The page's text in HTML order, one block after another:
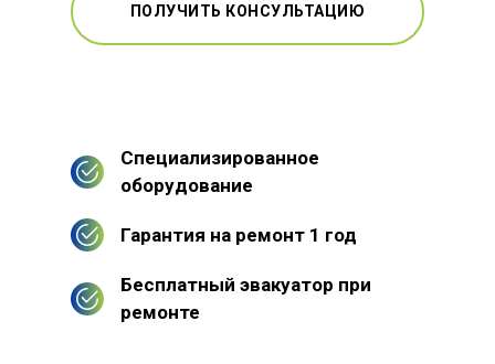
ПОЛУЧИТЬ КОНСУЛЬТАЦИЮ
Специализированное
оборудование
Гарантия на ремонт 1 год
Бесплатный эвакуатор при
ремонте